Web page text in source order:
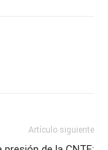
Artículo siguiente